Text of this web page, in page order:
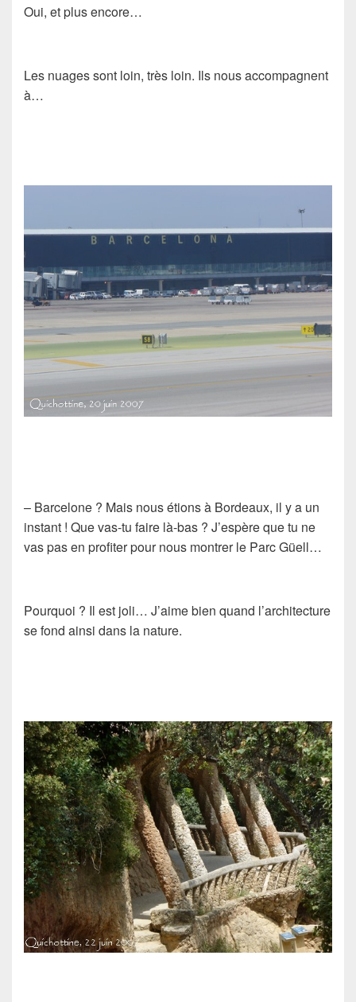
Oui, et plus encore…
Les nuages sont loin, très loin. Ils nous accompagnent
à…
– Barcelone ? Mais nous étions à Bordeaux, il y a un
instant ! Que vas-tu faire là-bas ? J’espère que tu ne
vas pas en profiter pour nous montrer le Parc Güell…
Pourquoi ? Il est joli… J’aime bien quand l’architecture
se fond ainsi dans la nature.